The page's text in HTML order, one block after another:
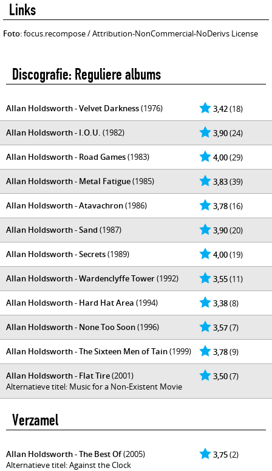
Links
Foto: focus.recompose / Attribution-NonCommercial-NoDerivs License
Discografie: Reguliere albums
3,42(18)
Allan Holdsworth - Velvet Darkness(1976)
3,90(24)
Allan Holdsworth - I.O.U. (1982)
4,00(29)
Allan Holdsworth - Road Games(1983)
3,83(39)
Allan Holdsworth - Metal Fatigue(1985)
3,78(16)
Allan Holdsworth - Atavachron(1986)
3,90(20)
Allan Holdsworth - Sand (1987)
4,00(19)
Allan Holdsworth - Secrets(1989)
3,55(11)
Allan Holdsworth - Wardenclyffe Tower(1992)
3,38(8)
Allan Holdsworth - Hard Hat Area (1994)
3,57(7)
Allan Holdsworth - None Too Soon(1996)
3,78(9)
Allan Holdsworth - The Sixteen Men of Tain(1999)
3,50(7)
Allan Holdsworth - Flat Tire(2001)
Alternatieve titel: Music for a Non-Existent Movie
Verzamel
3,75(2)
Allan Holdsworth - The Best Of(2005)
Alternatieve titel: Against the Clock